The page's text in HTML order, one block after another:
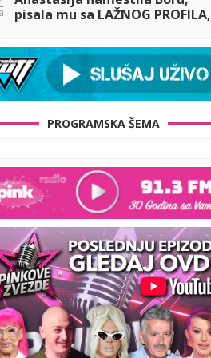
pisala mu sa LAŽNOG PROFILA,
PROGRAMSKA ŠEMA